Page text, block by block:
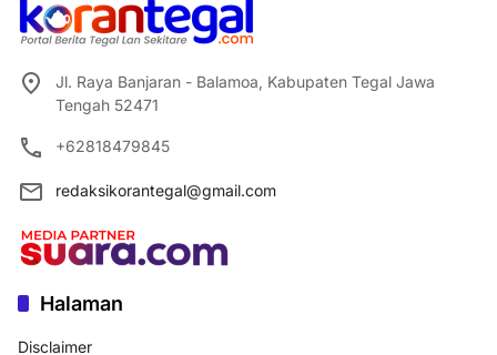
Jl. Raya Banjaran - Balamoa, Kabupaten Tegal Jawa
Tengah 52471
+62818479845
redaksikorantegal@gmail.com
Halaman
Disclaimer